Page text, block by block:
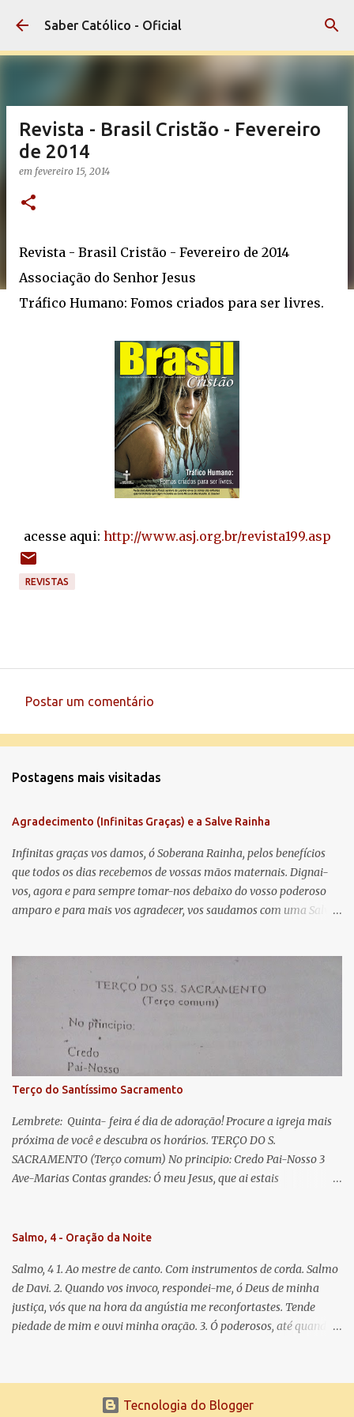
Pular para o conteúdo principal
Saber Católico - Oficial
Revista - Brasil Cristão - Fevereiro
de 2014
em fevereiro 15, 2014
Revista - Brasil Cristão - Fevereiro de 2014
Associação do Senhor Jesus
Tráfico Humano: Fomos criados para ser livres.
acesse aqui: http://www.asj.org.br/revista199.asp
REVISTAS
e
t
á
r
i
o
Postar um comentário
Postagens mais visitadas
Agradecimento (Infinitas Graças) e a Salve Rainha
Infinitas graças vos damos, ó Soberana Rainha, pelos benefícios
que todos os dias recebemos de vossas mãos maternais. Dignai-
vos, agora e para sempre tomar-nos debaixo do vosso poderoso
amparo e para mais vos agradecer, vos saudamos com uma Salve
lágrimas. Eia, pois, Advogada nossa, estes vossos olhos
misericordiosos a nós volvei, e depois deste desterro, mostrai-nos
Jesus. Bendito é o fruto do vosso ventre, ó clemente, ó piedosa, ó
doce e sempre Virgem Maria. Rogai por nós Santa Mãe de Deus.
Para que sejamos dignos das promessas de Cristo. Amém.
Terço do Santíssimo Sacramento
Lembrete: Quinta- feira é dia de adoração! Procure a igreja mais
próxima de você e descubra os horários. TERÇO DO S.
SACRAMENTO (Terço comum) No principio: Credo Pai-Nosso 3
Ave-Marias Contas grandes: Ó meu Jesus, que ai estais
Vós morra eu! Nas contas pequenas: Sacramento de Amor!
que nos salva, dá-nos Vossa força, Vosso perdão e a Vossa
misericórdia. (no fim) Rezar 3 vezes: Louvores e graças se deem a
cada momento ao Santíssimo e Diviníssimo Sacramento.
Salmo, 4 - Oração da Noite
Salmo, 4 1. Ao mestre de canto. Com instrumentos de corda. Salmo
de Davi. 2. Quando vos invoco, respondei-me, ó Deus de minha
justiça, vós que na hora da angústia me reconfortastes. Tende
piedade de mim e ouvi minha oração. 3. Ó poderosos, até quando
o Senhor me ouviu quando o invoquei. 5. Tremei, mas sem pecar;
refleti em vossos corações, quando estiverdes em vossos leitos, e
Tecnologia do Blogger